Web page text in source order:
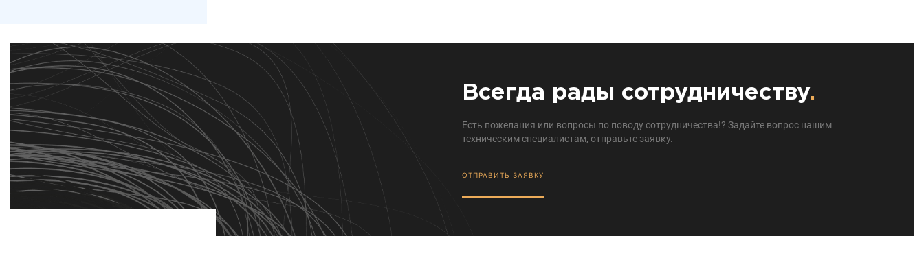
Всегда рады сотрудничеству.
Есть пожелания или вопросы по поводу сотрудничества!? Задайте вопрос нашим
техническим специалистам, отправьте заявку.
ОТПРАВИТЬ ЗАЯВКУ